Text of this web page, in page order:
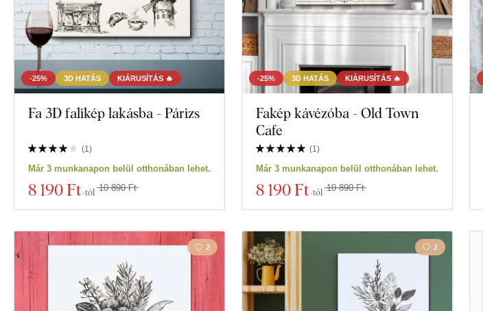
-25% 3D HATÁS KIÁRUSÍTÁS 🔥
Fa 3D falikép lakásba - Párizs
(1)
Már 3 munkanapon belül otthonában lehet.
8 190 Ft-tól 10 890 Ft
-25% 3D HATÁS KIÁRUSÍTÁS 🔥
Fakép kávézóba - Old Town
Cafe
(1)
Már 3 munkanapon belül otthonában lehet.
8 190 Ft-tól 10 890 Ft
2 2